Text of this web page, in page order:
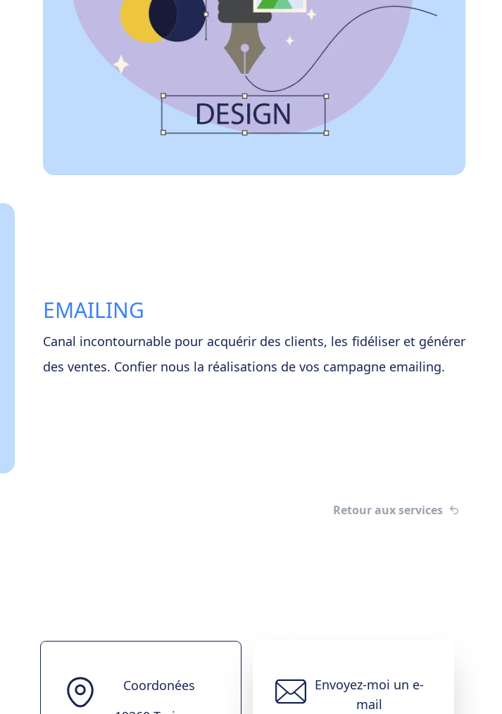
EMAILING
Canal incontournable pour acquérir des clients, les fidéliser et générer
des ventes. Confier nous la réalisations de vos campagne emailing.
Retour aux services
Coordonées
Envoyez-moi un e-
mail